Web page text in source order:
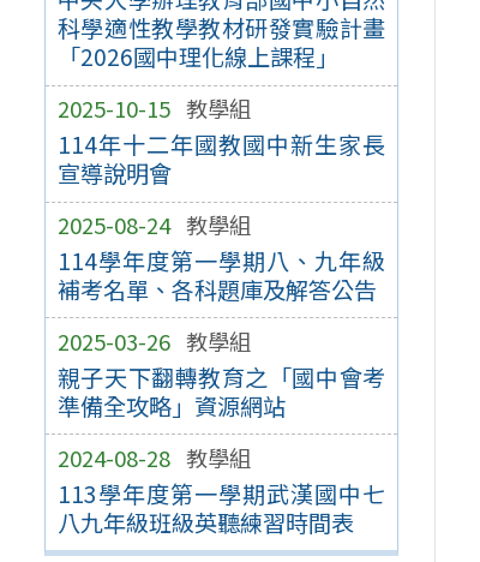
科學適性教學教材研發實驗計畫
「2026國中理化線上課程」
2025-10-15 教學組
114年十二年國教國中新生家長
宣導說明會
2025-08-24 教學組
114學年度第一學期八、九年級
補考名單、各科題庫及解答公告
2025-03-26 教學組
親子天下翻轉教育之「國中會考
準備全攻略」資源網站
2024-08-28 教學組
113學年度第一學期武漢國中七
八九年級班級英聽練習時間表